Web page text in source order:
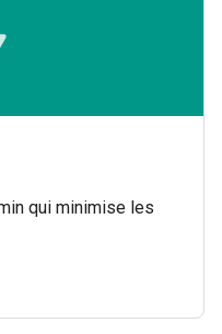
qui minimise les